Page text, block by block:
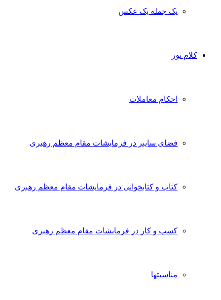
یک جمله یک عکس
کلام نور
احکام معاملات
فضای سایبر در فرمایشات مقام معظم رهبری
کتاب و کتابخوانی در فرمایشات مقام معظم رهبری
کسب و کار در فرمایشات مقام معظم رهبری
مناسبتها